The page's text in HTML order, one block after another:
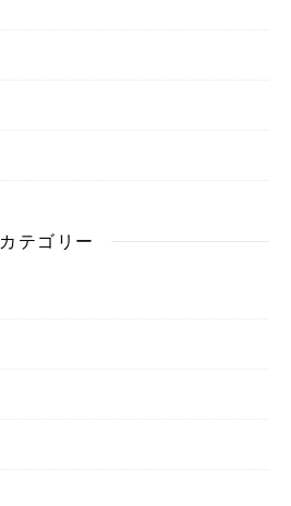
カテゴリー